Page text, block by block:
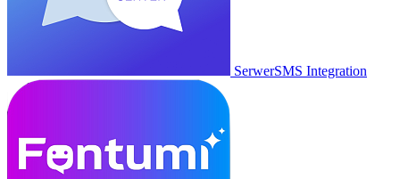
SerwerSMS Integration